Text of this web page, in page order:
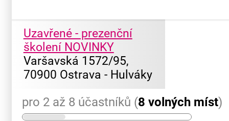
Uzavřené - prezenční
školení NOVINKY
Varšavská 1572/95,
70900 Ostrava - Hulváky
pro 2 až 8 účastníků (8 volných míst)